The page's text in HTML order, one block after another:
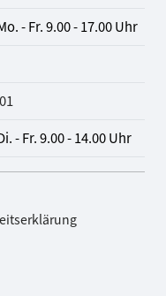
- Fr. 9.00 - 17.00 Uhr
- Fr. 9.00 - 14.00 Uhr